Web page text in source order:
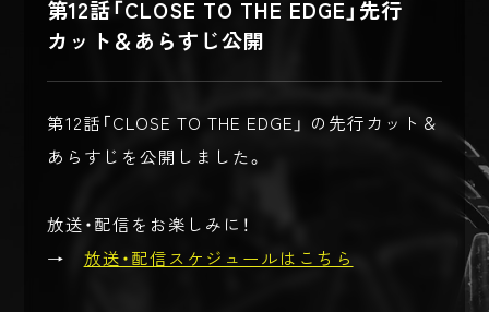
第12話「CLOSE TO THE EDGE」先行
カット＆あらすじ公開
第12話「CLOSE TO THE EDGE」 の先行カット＆
あらすじを公開しました。
放送・配信をお楽しみに！
→ 放送・配信スケジュールはこちら